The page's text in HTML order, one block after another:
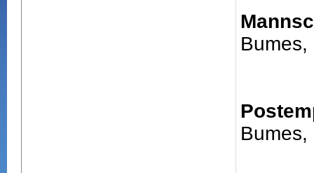
Bumes,
Bumes,